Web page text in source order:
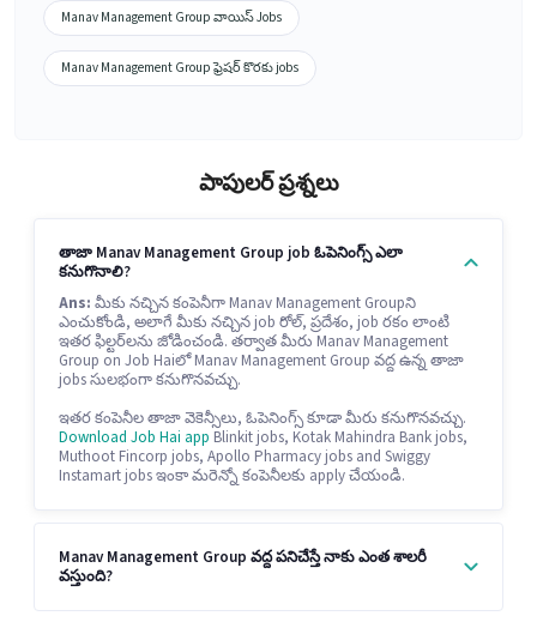
Manav Management Group వాయిస్ Jobs
Manav Management Group ఫ్రెషర్ కొరకు jobs
పాపులర్ ప్రశ్నలు
తాజా Manav Management Group job ఓపెనింగ్స్ ఎలా
కనుగొనాలి?
Ans: మీకు నచ్చిన కంపెనీగా Manav Management Groupని
ఎంచుకోండి, అలాగే మీకు నచ్చిన job రోల్, ప్రదేశం, job రకం లాంటి
ఇతర ఫిల్టర్‌లను జోడించండి. తర్వాత మీరు Manav Management
Group on Job Haiలో Manav Management Group వద్ద ఉన్న తాజా
jobs సులభంగా కనుగొనవచ్చు.
ఇతర కంపెనీల తాజా వెకెన్సీలు, ఓపెనింగ్స్ కూడా మీరు కనుగొనవచ్చు.
Download Job Hai app Blinkit jobs, Kotak Mahindra Bank jobs,
Muthoot Fincorp jobs, Apollo Pharmacy jobs and Swiggy
Instamart jobs ఇంకా మరెన్నో కంపెనీలకు apply చేయండి.
Manav Management Group వద్ద పనిచేస్తే నాకు ఎంత శాలరీ
వస్తుంది?